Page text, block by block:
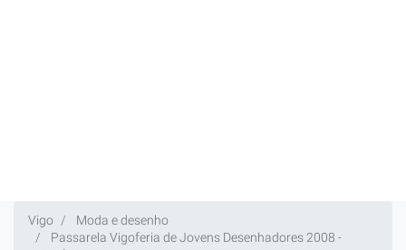
Vigo
Moda e desenho
Passarela Vigoferia de Jovens Desenhadores 2008 -